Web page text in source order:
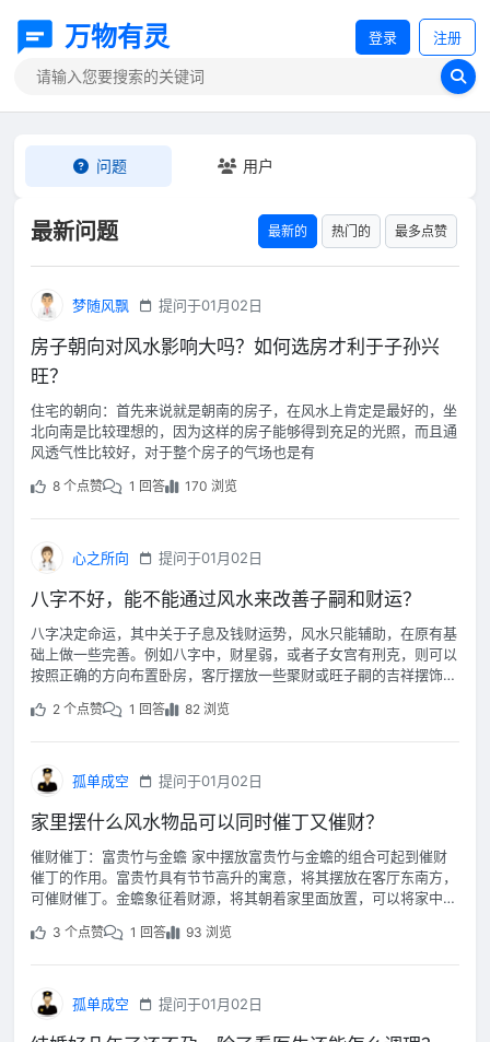
万物有灵 登录 注册
问题 用户
最新问题 最新的 热门的 最多点赞
梦随风飘 提问于01月02日
房子朝向对风水影响大吗？如何选房才利于子孙兴
旺？
住宅的朝向：首先来说就是朝南的房子，在风水上肯定是最好的，坐
北向南是比较理想的，因为这样的房子能够得到充足的光照，而且通
风透气性比较好，对于整个房子的气场也是有
8 个点赞 1 回答 170 浏览
心之所向 提问于01月02日
八字不好，能不能通过风水来改善子嗣和财运？
八字决定命运，其中关于子息及钱财运势，风水只能辅助，在原有基
础上做一些完善。例如八字中，财星弱，或者子女宫有刑克，则可以
按照正确的方向布置卧房，客厅摆放一些聚财或旺子嗣的吉祥摆饰，
2 个点赞 1 回答 82 浏览
孤单成空 提问于01月02日
家里摆什么风水物品可以同时催丁又催财？
催财催丁：富贵竹与金蟾 家中摆放富贵竹与金蟾的组合可起到催财
催丁的作用。富贵竹具有节节高升的寓意，将其摆放在客厅东南方，
可催财催丁。金蟾象征着财源，将其朝着家里面放置，可以将家中的
3 个点赞 1 回答 93 浏览
孤单成空 提问于01月02日